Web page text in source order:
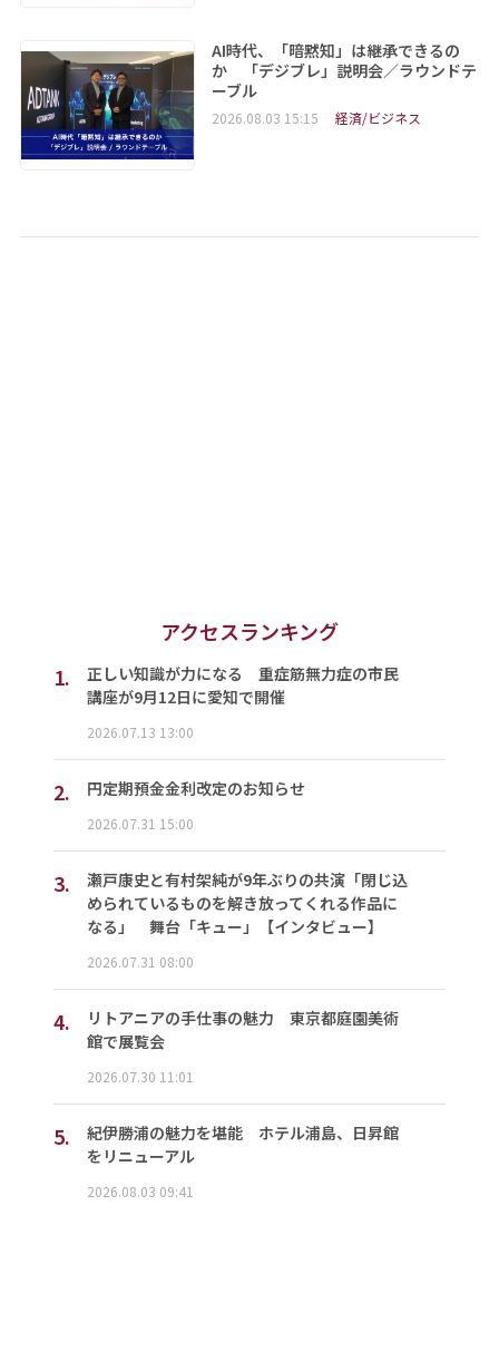
AI時代、「暗黙知」は継承できるの
か 「デジブレ」説明会／ラウンドテ
ーブル
2026.08.03 15:15 経済/ビジネス
アクセスランキング
1.
正しい知識が力になる 重症筋無力症の市民
講座が9月12日に愛知で開催
2026.07.13 13:00
2. 円定期預金金利改定のお知らせ
2026.07.31 15:00
3.
瀬戸康史と有村架純が9年ぶりの共演「閉じ込
められているものを解き放ってくれる作品に
なる」 舞台「キュー」【インタビュー】
2026.07.31 08:00
4.
リトアニアの手仕事の魅力 東京都庭園美術
館で展覧会
2026.07.30 11:01
5.
紀伊勝浦の魅力を堪能 ホテル浦島、日昇館
をリニューアル
2026.08.03 09:41